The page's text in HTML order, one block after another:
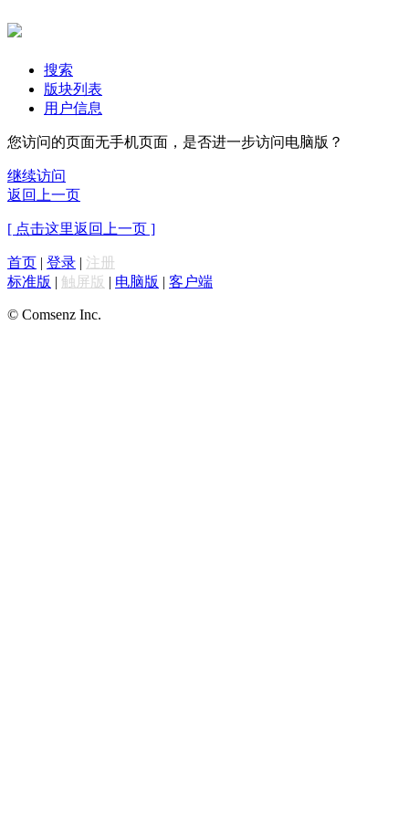
搜索
版块列表
用户信息
您访问的页面无手机页面，是否进一步访问电脑版？
继续访问
返回上一页
[ 点击这里返回上一页 ]
首页 | 登录 | 注册
标准版 | 触屏版 | 电脑版 | 客户端
© Comsenz Inc.